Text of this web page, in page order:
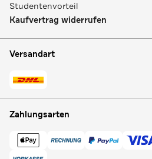
Studentenvorteil
Kaufvertrag widerrufen
Versandart
Zahlungsarten